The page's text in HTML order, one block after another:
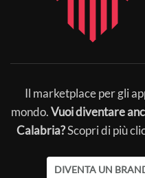
Il marketplace per gli
mondo.Vuoi diventare
Calabria?Scopri di più
DIVENTA UN